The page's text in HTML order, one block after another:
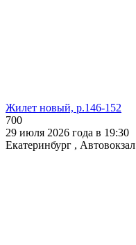
Жилет новый, р.146-152
700
29 июля 2026 года в 19:30
Екатеринбург , Автовокзал